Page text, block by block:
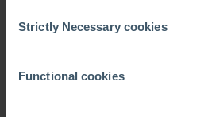
Selection
Strictly Necessary cookies
Functional cookies